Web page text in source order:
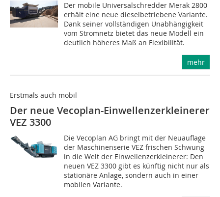
Der mobile Universalschredder Merak 2800
erhält eine neue dieselbetriebene Variante.
Dank seiner vollständigen Unabhängigkeit
vom Stromnetz bietet das neue Modell ein
deutlich höheres Maß an Flexibilität.
mehr
Erstmals auch mobil
Der neue Vecoplan-Einwellenzerkleinerer
VEZ 3300
Die Vecoplan AG bringt mit der Neuauflage
der Maschinenserie VEZ frischen Schwung
in die Welt der Einwellenzerkleinerer: Den
neuen VEZ 3300 gibt es künftig nicht nur als
stationäre Anlage, sondern auch in einer
mobilen Variante.